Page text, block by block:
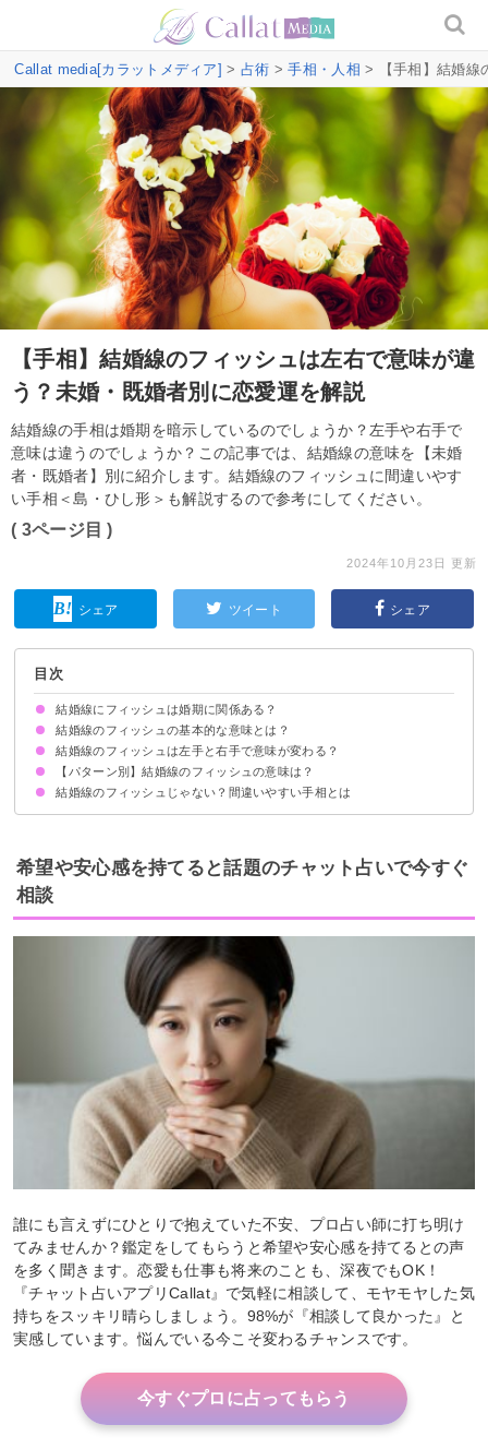
Callat media[カラットメディア] > 占術 >手相・人相 > 【手相】結婚線
【手相】結婚線のフィッシュは左右で意味が違
う？未婚・既婚者別に恋愛運を解説
結婚線の手相は婚期を暗示しているのでしょうか？左手や右手で
意味は違うのでしょうか？この記事では、結婚線の意味を【未婚
者・既婚者】別に紹介します。結婚線のフィッシュに間違いやす
い手相＜島・ひし形＞も解説するので参考にしてください。
( 3ページ目 )
2024年10月23日 更新
シェア ツイート シェア
目次
結婚線にフィッシュは婚期に関係ある？
結婚線のフィッシュの基本的な意味とは？
結婚線のフィッシュは左手と右手で意味が変わる？
【パターン別】結婚線のフィッシュの意味は？
結婚線のフィッシュじゃない？間違いやすい手相とは
希望や安心感を持てると話題のチャット占いで今すぐ
相談
誰にも言えずにひとりで抱えていた不安、プロ占い師に打ち明け
てみませんか？鑑定をしてもらうと希望や安心感を持てるとの声
を多く聞きます。恋愛も仕事も将来のことも、深夜でもOK！
『チャット占いアプリCallat』で気軽に相談して、モヤモヤした気
持ちをスッキリ晴らしましょう。98%が『相談して良かった』と
実感しています。悩んでいる今こそ変わるチャンスです。
今すぐプロに占ってもらう